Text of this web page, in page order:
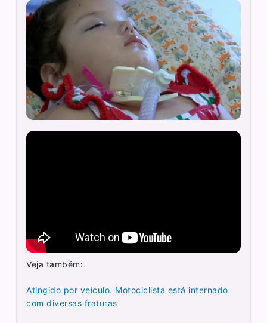
Veja também:
Atingido por veículo. Motociclista está internado
com diversas fraturas